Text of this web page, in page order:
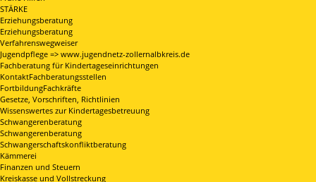
STÄRKE
Erziehungsberatung
Erziehungsberatung
Verfahrenswegweiser
Jugendpflege => www.jugendnetz-zollernalbkreis.de
Fachberatung für Kindertageseinrichtungen
KontaktFachberatungsstellen
FortbildungFachkräfte
Gesetze, Vorschriften, Richtlinien
Wissenswertes zur Kindertagesbetreuung
Schwangerenberatung
Schwangerenberatung
Schwangerschaftskonfliktberatung
Kämmerei
Finanzen und Steuern
Kreiskasse und Vollstreckung